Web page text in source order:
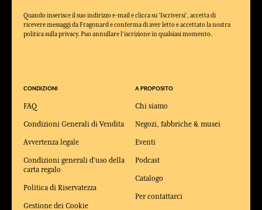
Quando inserisce il suo indirizzo e-mail e clicca su 'Iscriversi', accetta di
ricevere messaggi da Fragonard e conferma di aver letto e accettato la nostra
politica sulla privacy. Puo annullare l'iscrizione in qualsiasi momento.
CONDIZIONI
FAQ
Condizioni Generali di Vendita
Avvertenza legale
Condizioni generali d'uso della
carta regalo
Politica di Riservatezza
Gestione dei Cookie
A PROPOSITO
Chi siamo
Negozi, fabbriche & musei
Eventi
Podcast
Catalogo
Per contattarci